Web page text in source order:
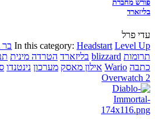
פורש מחברת
בליזארד
עדי פרל
In this category: Headstart Level Up בר
תרומות blizzard בליזארד הטרדה מינית
כתבה Wario אילון מאסק מערכון נינטנדו
Overwatch 2